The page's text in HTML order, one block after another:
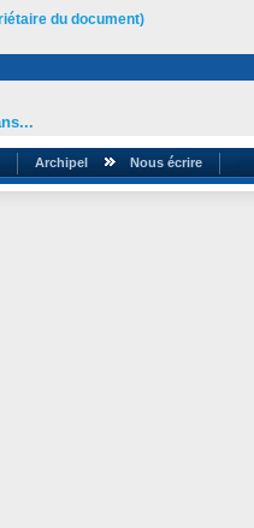
du document)
Archipel Nous écrire